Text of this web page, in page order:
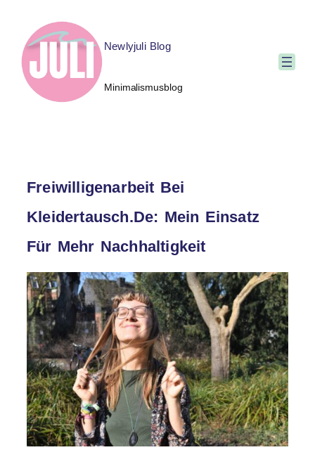
Newlyjuli Blog
Minimalismusblog
Freiwilligenarbeit Bei
Kleidertausch.de: Mein Einsatz
Für Mehr Nachhaltigkeit